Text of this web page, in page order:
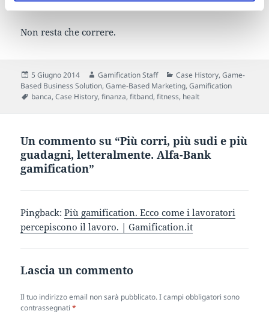
introdotto la nuovaHealtKit Platform.
Non resta che correre.
Scritto
il
5 Giugno 2014 Autore
Gamification Staff Categorie
Case History,Game-
Based Business Solution,Game-Based Marketing,Gamification
Tag
banca,Case History,finanza,fitband,fitness, healt
Un commento su “Più corri, più sudi e più
guadagni, letteralmente. Alfa-Bank
gamification”
Pingback:Più gamification. Ecco come i lavoratori
percepiscono il lavoro. | Gamification.it
Lascia un commento
Il tuo indirizzo email non sarà pubblicato. I campi obbligatori sono
contrassegnati*